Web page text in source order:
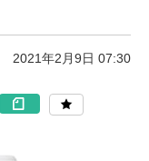
2021年2月9日 07:30